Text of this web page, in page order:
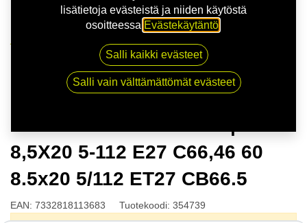
NITRO APEX FF G.GUN | 8,5X20 5-112 E27 C66,46 60
8.5x20 5/112 ET27 CB66.5
8,5X20 5-112 E27 C66,46 60
8.5x20 5/112 ET27 CB66.5
EAN: 7332818113683 Tuotekoodi: 354739
lisätietoja evästeistä ja niiden käytöstä
osoitteessa Evästekäytäntö
Salli kaikki evästeet
Salli vain välttämättömät evästeet